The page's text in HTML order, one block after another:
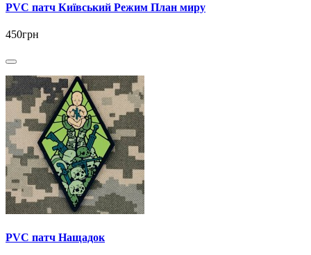
PVC патч Київський Режим План миру
450грн
PVC патч Нащадок